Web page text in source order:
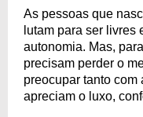
As pessoas que
lutam para ser
autonomia. Mas,
precisam perder o
preocupar tanto
apreciam o luxo,